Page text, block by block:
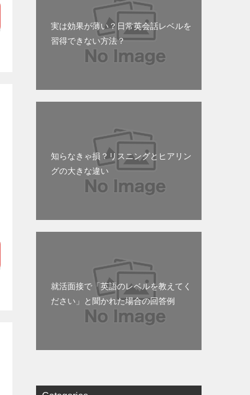
実は効果が薄い？日常英会話レベルを
習得できない方法？
知らなきゃ損？リスニングとヒアリン
グの大きな違い
就活面接で「英語のレベルを教えてく
ださい」と聞かれた場合の回答例